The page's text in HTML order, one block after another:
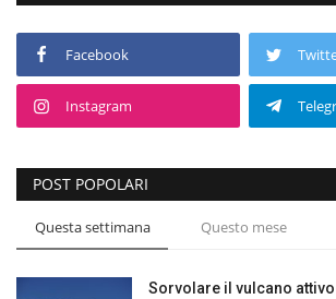
Galleria
Shop
Facebook
Instagram
POST POPOLARI
Questa settimana Questo mese
Sorvolare il vulcano attivo